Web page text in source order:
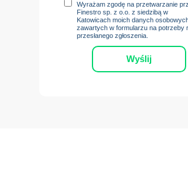
Wyrażam zgodę na przetwarzanie
Finestro sp. z o.o. z siedzibą w
Katowicach moich danych
zawartych w formularzu na potrzeby
przesłanego zgłoszenia.
Wyślij